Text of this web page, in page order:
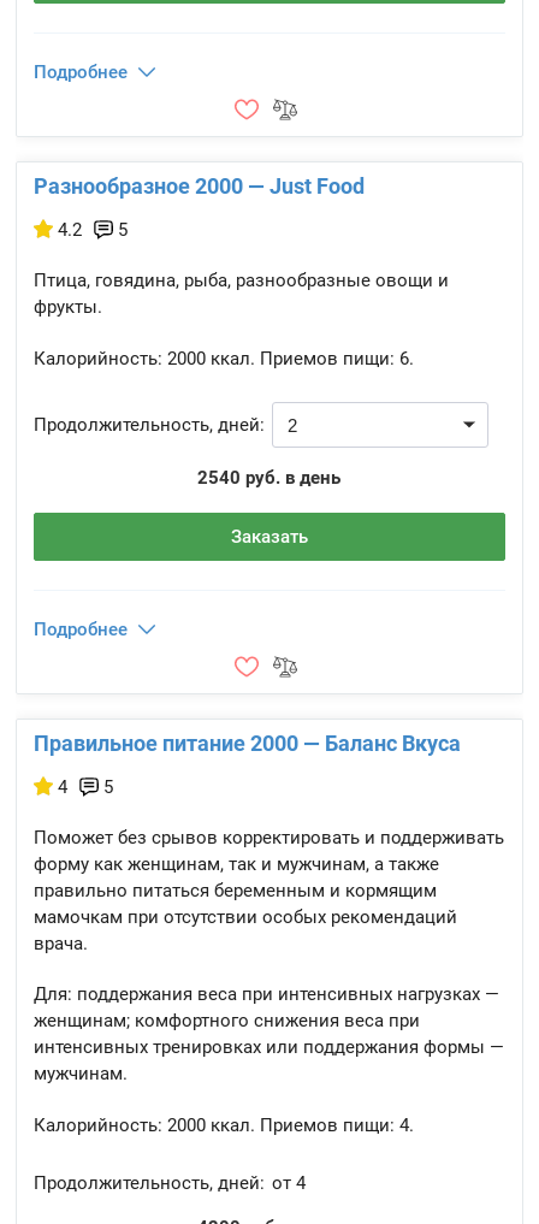
Подробнее
Разнообразное 2000 — Just Food
4.2 5
Птица, говядина, рыба, разнообразные овощи и
фрукты.
Калорийность: 2000 ккал. Приемов пищи: 6.
Продолжительность, дней:
2540 руб. в день
Заказать
Подробнее
Правильное питание 2000 — Баланс Вкуса
4 5
Поможет без срывов корректировать и поддерживать
форму как женщинам, так и мужчинам, а также
правильно питаться беременным и кормящим
мамочкам при отсутствии особых рекомендаций
врача.
Для: поддержания веса при интенсивных нагрузках —
женщинам; комфортного снижения веса при
интенсивных тренировках или поддержания формы —
мужчинам.
Калорийность: 2000 ккал. Приемов пищи: 4.
Продолжительность, дней: от 4